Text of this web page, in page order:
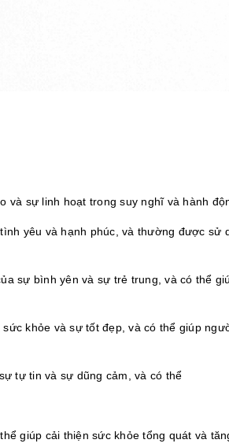
sự linh hoạt trong suy nghĩ và hành
yêu và hạnh phúc, và thường được sử
sự bình yên và sự trẻ trung, và có thể
khỏe và sự tốt đẹp, và có thể giúp
tự tin và sự dũng cảm, và có thể
giúp cải thiện sức khỏe tổng quát và